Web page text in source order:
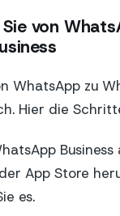
von
WhatsApp zu
Hier die
App Store
es.